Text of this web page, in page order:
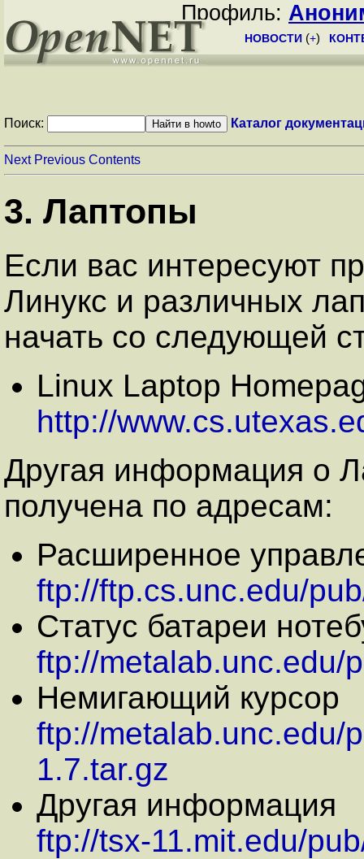
Профиль:
НОВОСТИ (+)
Поиск: Каталог
Next Previous Contents
3. Лаптопы
Если вас интересуют
Линукс и различных
начать со следующей
Linux Laptop
http://
Другая информация о
получена по адресам:
Расширенное
ftp://ftp.cs.unc.edu/
Статус батареи
ftp://metalab.unc.edu/
Немигающий курсор
ftp://metalab.unc.edu/
1.7.tar.gz
Другая информация
ftp://tsx-11.mit.edu/